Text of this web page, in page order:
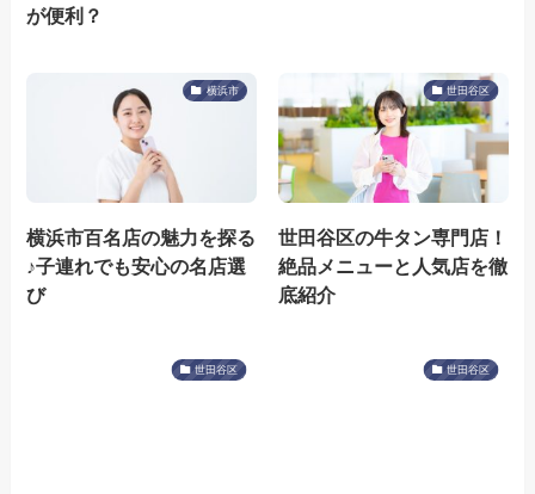
が便利？
横浜市
横浜市百名店の魅力を探る
♪子連れでも安心の名店選
び
世田谷区
世田谷区の牛タン専門店！
絶品メニューと人気店を徹
底紹介
世田谷区 世田谷区